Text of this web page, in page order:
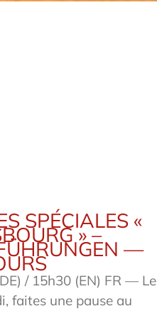
SPÉCIALES «
» –
—
/ 15h30 (EN) FR — Le
faites une pause au